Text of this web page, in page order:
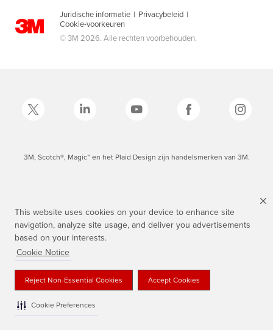
This website uses cookies on your device to enhance site
navigation, analyze site usage, and deliver you advertisements
based on your interests.
Cookie Notice
Reject Non-Essential Cookies Accept Cookies
Cookie Preferences
Juridische informatie | Privacybeleid |
Cookie-voorkeuren
© 3M 2026. Alle rechten voorbehouden.
3M, Scotch®, Magic™ en het Plaid Design zijn handelsmerken van 3M.